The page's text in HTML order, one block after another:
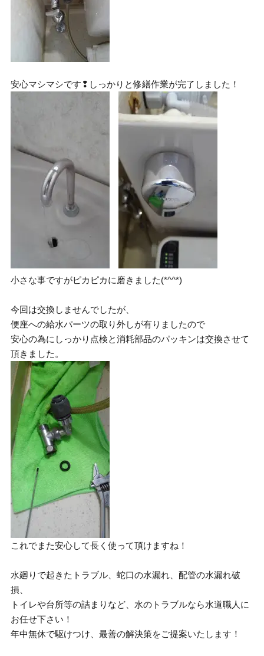
安心マシマシです❢しっかりと修繕作業が完了しました！
小さな事ですがピカピカに磨きました(*^^*)
今回は交換しませんでしたが、
便座への給水パーツの取り外しが有りましたので
安心の為にしっかり点検と消耗部品のパッキンは交換させて
頂きました。
これでまた安心して長く使って頂けますね！
水廻りで起きたトラブル、蛇口の水漏れ、配管の水漏れ破
損、
トイレや台所等の詰まりなど、水のトラブルなら水道職人に
お任せ下さい！
年中無休で駆けつけ、最善の解決策をご提案いたします！